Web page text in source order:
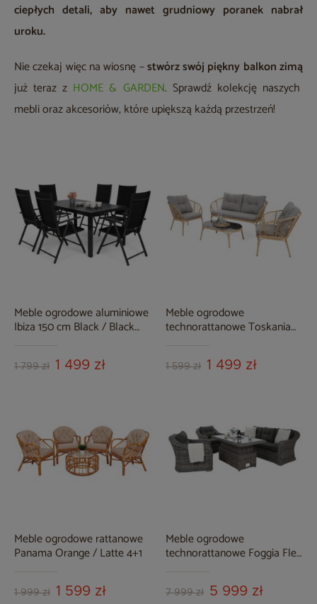
ciepłych detali, aby nawet grudniowy poranek nabrał
uroku.
Nie czekaj więc na wiosnę –stwórz swój piękny balkon zimą
już teraz z HOME & GARDEN. Sprawdź kolekcję naszych
mebli oraz akcesoriów, które upiększą każdą przestrzeń!
Meble ogrodowe aluminiowe
Ibiza 150 cm Black / Black
1 799 zł 1 499 zł
Meble ogrodowe
technorattanowe Toskania
1 599 zł 1 499 zł
Meble ogrodowe rattanowe
Panama Orange / Latte 4+1
1 999 zł 1 599 zł
Meble ogrodowe
technorattanowe Foggia Flex
7 999 zł 5 999 zł